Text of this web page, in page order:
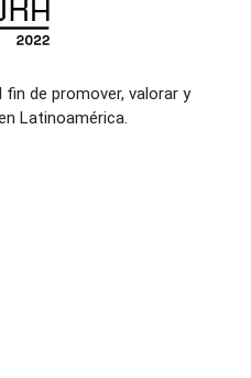
de promover, valorar y
Latinoamérica.